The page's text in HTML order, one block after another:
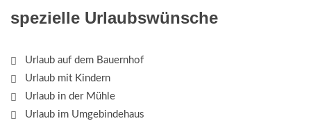
spezielle Urlaubswünsche
Urlaub auf dem Bauernhof
Urlaub mit Kindern
Urlaub in der Mühle
Urlaub im Umgebindehaus